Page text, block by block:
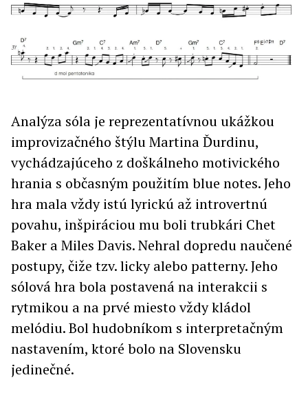
Analýza sóla je reprezentatívnou ukážkou
improvizačného štýlu Martina Ďurdinu,
vychádzajúceho z doškálneho motivického
hrania s občasným použitím blue notes. Jeho
hra mala vždy istú lyrickú až introvertnú
povahu, inšpiráciou mu boli trubkári Chet
Baker a Miles Davis. Nehral dopredu naučené
postupy, čiže tzv. licky alebo patterny. Jeho
sólová hra bola postavená na interakcii s
rytmikou a na prvé miesto vždy kládol
melódiu. Bol hudobníkom s interpretačným
nastavením, ktoré bolo na Slovensku
jedinečné.